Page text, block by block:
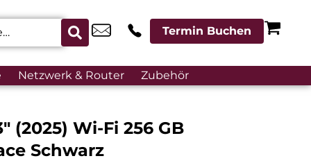
Termin Buchen
Netzwerk & Router Zubehör
(2025) Wi-Fi 256 GB
Schwarz